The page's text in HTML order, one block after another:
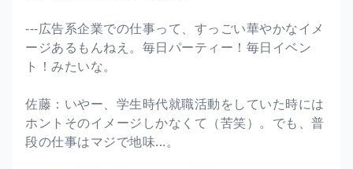
---広告系企業での仕事って、すっごい華やかなイメ
ージあるもんねえ。毎日パーティー！毎日イベン
ト！みたいな。
佐藤：いやー、学生時代就職活動をしていた時には
ホントそのイメージしかなくて（苦笑）。でも、普
段の仕事はマジで地味...。